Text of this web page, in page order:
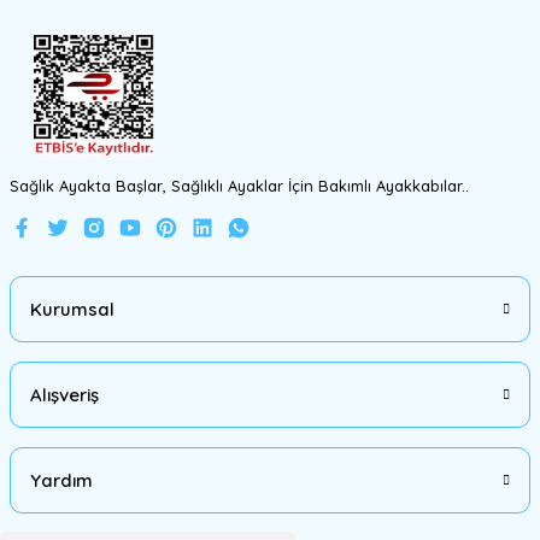
Sağlık Ayakta Başlar, Sağlıklı Ayaklar İçin Bakımlı Ayakkabılar..
Kurumsal
Alışveriş
Yardım